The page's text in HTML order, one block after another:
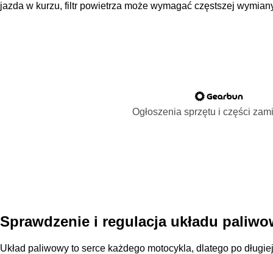
jazda w kurzu, filtr powietrza może wymagać częstszej
Ogłoszenia sprzętu i części
Sprawdzenie i regulacja układu
Układ paliwowy to serce każdego motocykla, dlatego po